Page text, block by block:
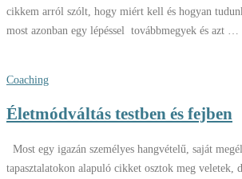
cikkem arról szólt, hogy miért kell és hogyan
most azonban egy lépéssel továbbmegyek és azt …
Coaching
Életmódváltás testben és fejben
Most egy igazán személyes hangvételű, saját
tapasztalatokon alapuló cikket osztok meg veletek,